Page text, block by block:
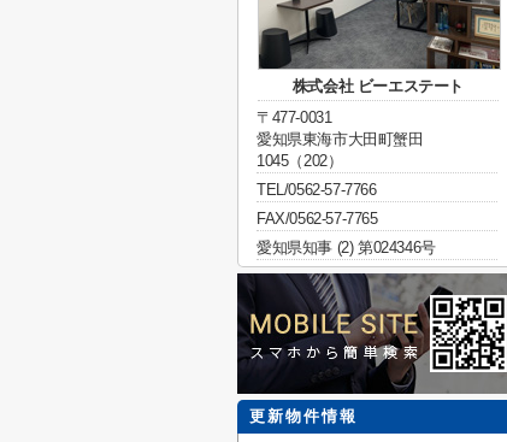
株式会社 ビーエステート
〒477-0031
愛知県東海市大田町蟹田
1045（202）
TEL/0562-57-7766
FAX/0562-57-7765
愛知県知事 (2) 第024346号
更新物件情報